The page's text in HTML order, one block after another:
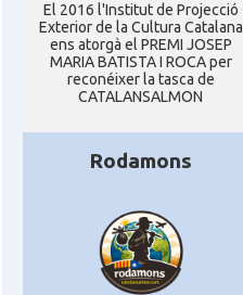
El 2016 l'Institut de Projecció
Exterior de la Cultura Catalana
ens atorgà el PREMI JOSEP
MARIA BATISTA I ROCA per
reconéixer la tasca de
CATALANSALMON
Rodamons